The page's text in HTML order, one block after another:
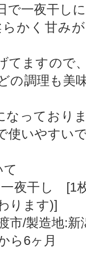
で一夜干し
かく甘み
てますので
の調理も美
なっており
使いやすい
一夜干し [1
ります)]
/製造地:新
6ヶ月